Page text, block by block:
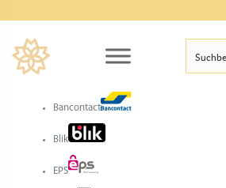
Bancontact
Blik
EPS